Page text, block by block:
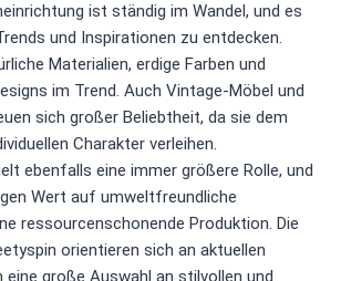
ist ständig im Wandel, und es
und Inspirationen zu entdecken.
Materialien, erdige Farben und
im Trend. Auch Vintage-Möbel und
sich großer Beliebtheit, da sie dem
Charakter verleihen.
ebenfalls eine immer größere Rolle, und
Wert auf umweltfreundliche
ressourcenschonende Produktion. Die
orientieren sich an aktuellen
eine große Auswahl an stilvollen und